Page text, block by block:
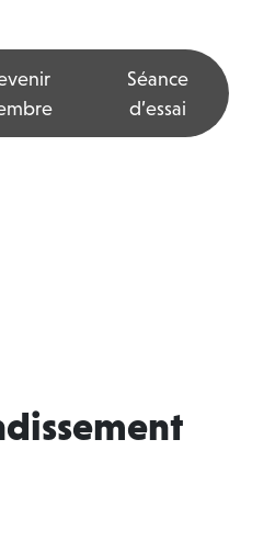
Séance
d’essai